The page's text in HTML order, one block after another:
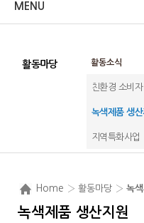
MENU
활동마당 활동소식
친환경 소비
녹색제품 생
지역특화사업
Home › 활동마당 › 녹
녹색제품 생산지원